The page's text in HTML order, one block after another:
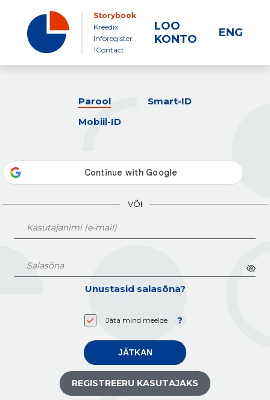
Storybook
Kreedix
Inforegister
1Contact
LOO
KONTO
ENG
Parool
Smart-ID
Mobiil-ID
VÕI
Unustasid salasõna?
Jäta mind meelde
JÄTKAN
REGISTREERU KASUTAJAKS